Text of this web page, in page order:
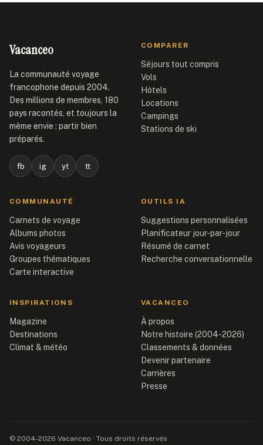
Vacanceo
La communauté voyage
francophone depuis 2004.
Des millions de membres, 180
pays racontés, et toujours la
même envie : partir bien
préparés.
fb ig yt tt
COMPARER
Séjours tout compris
Vols
Hôtels
Locations
Campings
Stations de ski
COMMUNAUTÉ
Carnets de voyage
Albums photos
Avis voyageurs
Groupes thématiques
Carte interactive
OUTILS IA
Suggestions personnalisées
Planificateur jour-par-jour
Résumé de carnet
Recherche conversationnelle
INSPIRATIONS
Magazine
Destinations
Climat & météo
VACANCEO
À propos
Notre histoire (2004-2026)
Classements & données
Devenir partenaire
Carrières
Presse
© 2004-2026 Vacanceo · Tous droits réservés